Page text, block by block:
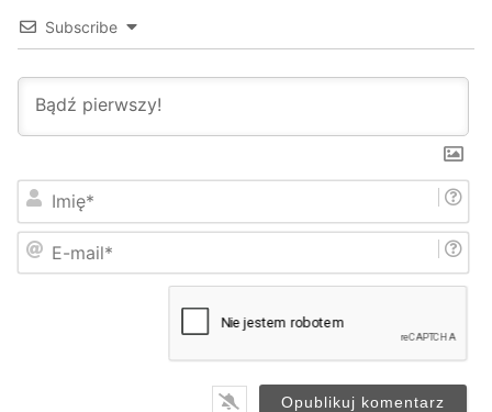
Kuba Kowalczyk
Subscribe
i
m